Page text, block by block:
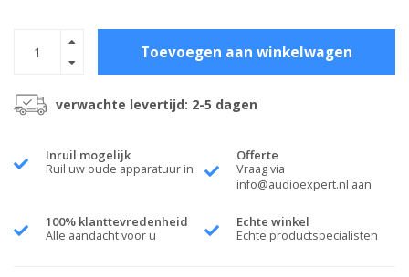
Toevoegen aan winkelwagen
verwachte levertijd: 2-5 dagen
Inruil mogelijk
Ruil uw oude apparatuur in
Offerte
Vraag via
info@audioexpert.nl aan
100% klanttevredenheid
Alle aandacht voor u
Echte winkel
Echte productspecialisten